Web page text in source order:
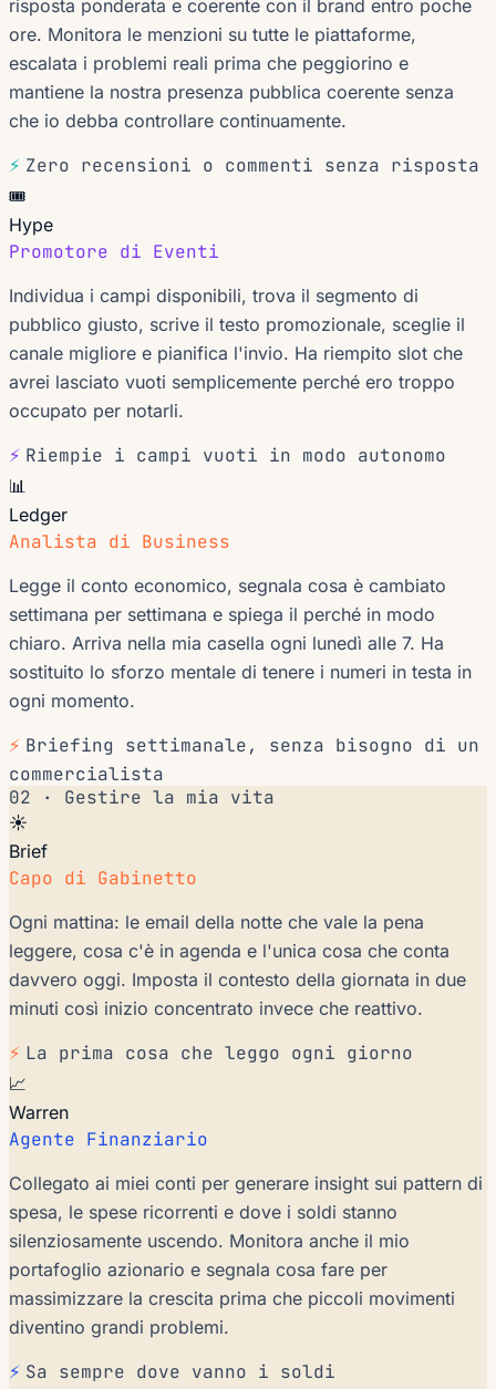
risposta ponderata e coerente con il brand entro poche
ore. Monitora le menzioni su tutte le piattaforme,
escalata i problemi reali prima che peggiorino e
mantiene la nostra presenza pubblica coerente senza
che io debba controllare continuamente.
⚡ Zero recensioni o commenti senza risposta
🎟️
Hype
Promotore di Eventi
Individua i campi disponibili, trova il segmento di
pubblico giusto, scrive il testo promozionale, sceglie il
canale migliore e pianifica l'invio. Ha riempito slot che
avrei lasciato vuoti semplicemente perché ero troppo
occupato per notarli.
⚡ Riempie i campi vuoti in modo autonomo
📊
Ledger
Analista di Business
Legge il conto economico, segnala cosa è cambiato
settimana per settimana e spiega il perché in modo
chiaro. Arriva nella mia casella ogni lunedì alle 7. Ha
sostituito lo sforzo mentale di tenere i numeri in testa in
ogni momento.
⚡ Briefing settimanale, senza bisogno di un
commercialista
02 · Gestire la mia vita
☀️
Brief
Capo di Gabinetto
Ogni mattina: le email della notte che vale la pena
leggere, cosa c'è in agenda e l'unica cosa che conta
davvero oggi. Imposta il contesto della giornata in due
minuti così inizio concentrato invece che reattivo.
⚡ La prima cosa che leggo ogni giorno
📈
Warren
Agente Finanziario
Collegato ai miei conti per generare insight sui pattern di
spesa, le spese ricorrenti e dove i soldi stanno
silenziosamente uscendo. Monitora anche il mio
portafoglio azionario e segnala cosa fare per
massimizzare la crescita prima che piccoli movimenti
diventino grandi problemi.
⚡ Sa sempre dove vanno i soldi